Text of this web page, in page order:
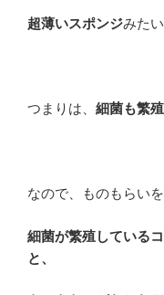
超薄いスポンジみた
つまりは、 細菌も繁
なので、ものもらい
細菌が繁殖している
と、